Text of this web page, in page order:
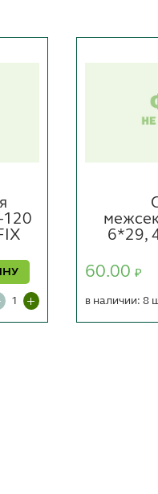
120
6*29,
60.00 ₽
в наличии: 8